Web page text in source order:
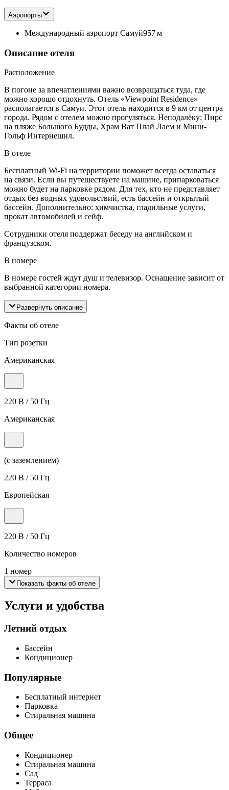
Аэропорты
Международный аэропорт Самуй957 м
Описание отеля
Расположение
В погоне за впечатлениями важно возвращаться туда, где
можно хорошо отдохнуть. Отель «Viewpoint Residence»
располагается в Самуи. Этот отель находится в 9 км от центра
города. Рядом с отелем можно прогуляться. Неподалёку: Пирс
на пляже Большого Будды, Храм Ват Плай Лаем и Мини-
Гольф Интернешнл.
В отеле
Бесплатный Wi-Fi на территории поможет всегда оставаться
на связи. Если вы путешествуете на машине, припарковаться
можно будет на парковке рядом. Для тех, кто не представляет
отдых без водных удовольствий, есть бассейн и открытый
бассейн. Дополнительно: химчистка, гладильные услуги,
прокат автомобилей и сейф.
Сотрудники отеля поддержат беседу на английском и
французском.
В номере
В номере гостей ждут душ и телевизор. Оснащение зависит от
выбранной категории номера.
Развернуть описание
Факты об отеле
Тип розетки
Американская
220 В / 50 Гц
Американская
(с заземлением)
220 В / 50 Гц
Европейская
220 В / 50 Гц
Количество номеров
1 номер
Показать факты об отеле
Услуги и удобства
Летний отдых
Бассейн
Кондиционер
Популярные
Бесплатный интернет
Парковка
Стиральная машина
Общее
Кондиционер
Стиральная машина
Сад
Терраса